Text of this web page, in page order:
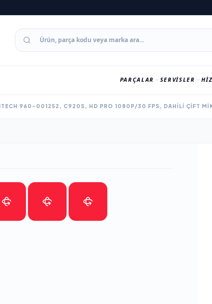
PARÇALAR SERVISLER
960-001252, C920S, HD PRO 1080P/30 FPS, DAHILI ÇIFT